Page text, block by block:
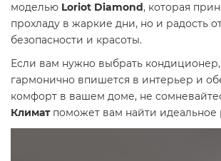
моделью Loriot Diamond, которая
прохладу в жаркие дни, но и радость
безопасности и красоты.
Если вам нужно выбрать
гармонично впишется в интерьер и
комфорт в вашем доме, не
Климатпоможет вам найти